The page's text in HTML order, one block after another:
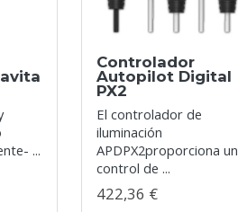
...
Controlador
Autopilot Digital
PX2
El controlador de
iluminación
APDPX2proporciona un
control de ...
422,36 €